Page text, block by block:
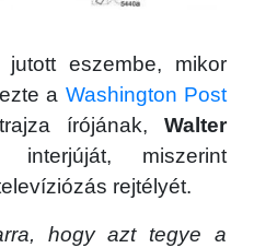
eszembe, mikor
a Washington Post
írójának, Walter
miszerint
rejtélyét.
hogy azt tegye a